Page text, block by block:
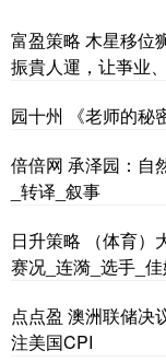
富盈策略 木星移位
振貴人運，让亊业
园十州 《老师的秘
倍倍网 承泽园：自
_转译_叙事
日升策略 （体育
赛况_连漪_选手_
点点盈 澳洲联储决
注美国CPI